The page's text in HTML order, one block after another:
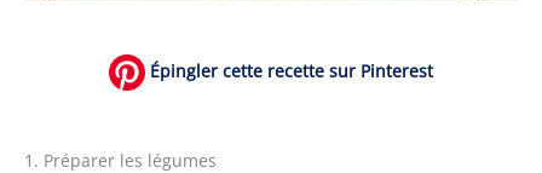
Épingler cette recette sur Pinterest
1. Préparer les légumes